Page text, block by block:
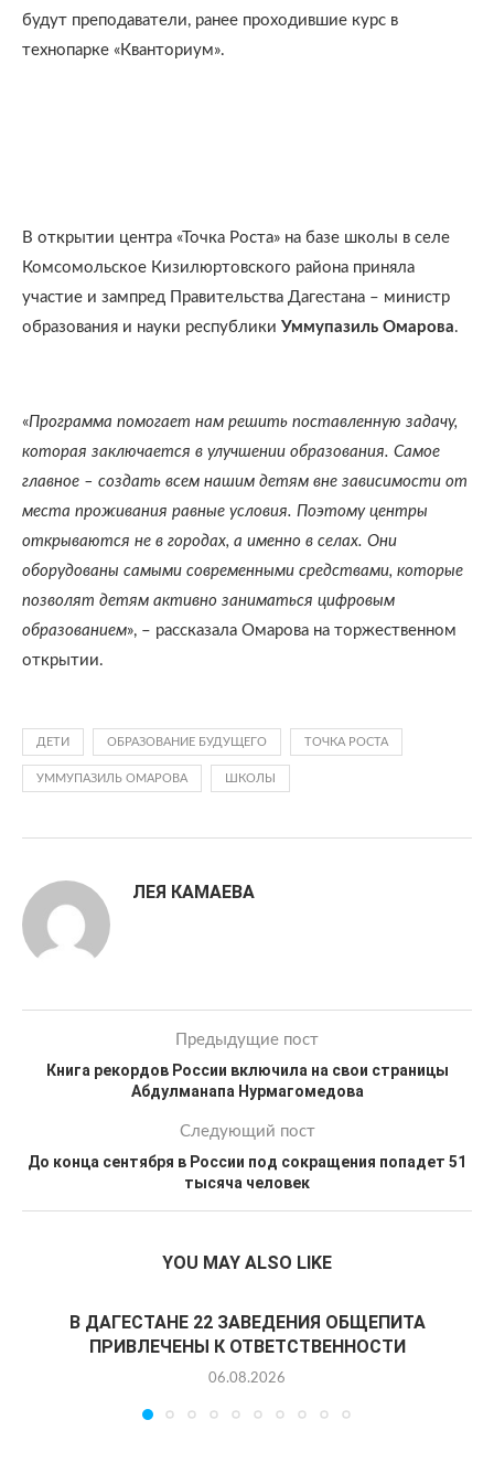
будут преподаватели, ранее проходившие курс в
технопарке «Кванториум».
В открытии центра «Точка Роста» на базе школы в селе
Комсомольское Кизилюртовского района приняла
участие и зампред Правительства Дагестана – министр
образования и науки республики Уммупазиль Омарова.
«Программа помогает нам решить поставленную задачу,
которая заключается в улучшении образования. Самое
главное – создать всем нашим детям вне зависимости от
места проживания равные условия. Поэтому центры
открываются не в городах, а именно в селах. Они
оборудованы самыми современными средствами, которые
позволят детям активно заниматься цифровым
образованием», – рассказала Омарова на торжественном
открытии.
ДЕТИ ОБРАЗОВАНИЕ БУДУЩЕГО ТОЧКА РОСТА
УММУПАЗИЛЬ ОМАРОВА ШКОЛЫ
ЛЕЯ КАМАЕВА
Предыдущие пост
Книга рекордов России включила на свои страницы
Абдулманапа Нурмагомедова
Следующий пост
До конца сентября в России под сокращения попадет 51
тысяча человек
YOU MAY ALSO LIKE
В ДАГЕСТАНЕ 22 ЗАВЕДЕНИЯ ОБЩЕПИТА
ПРИВЛЕЧЕНЫ К ОТВЕТСТВЕННОСТИ
06.08.2026